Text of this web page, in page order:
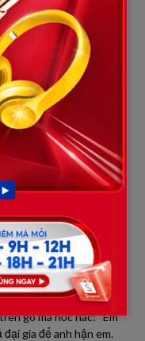
tế khi anh thành đạt.
để chạy trốn nữa. Cô
đi rồi.”
sao cô lại bỏ con, bỏ
này?” Nam gào lên
bụng bước vào, thấy
giờ mới đến? Cô ấy
nay rồi. Ngày đó bác sĩ
không có tiền chữa trị.
đó, chú sẽ phải gánh
mẹ lẫn bố vì chú sẽ gục
lên, còn hơn để chú
sụp đổ.
bên giường.
gò má hốc hác: “Em
gia để anh hận em.